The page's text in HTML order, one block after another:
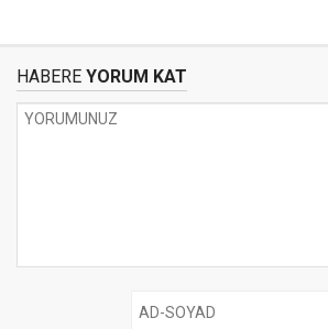
HABERE YORUM KAT